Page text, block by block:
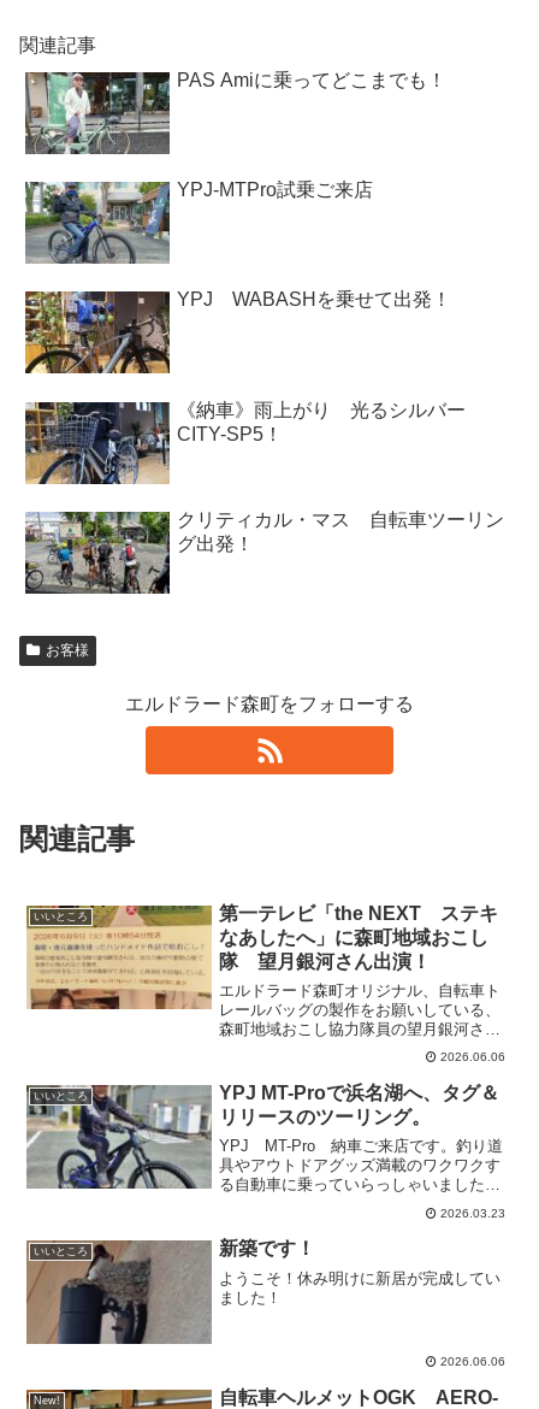
関連記事
PAS Amiに乗ってどこまでも！
YPJ-MTPro試乗ご来店
YPJ WABASHを乗せて出発！
《納車》雨上がり 光るシルバー
CITY-SP5！
クリティカル・マス 自転車ツーリン
グ出発！
お客様
エルドラード森町をフォローする
関連記事
いいところ
第一テレビ「the NEXT ステキ
なあしたへ」に森町地域おこし
隊 望月銀河さん出演！
エルドラード森町オリジナル、自転車ト
レールバッグの製作をお願いしている、
森町地域おこし協力隊員の望月銀河さん
の活動がTVで放映されます！２０２６年
６月９日（火）夜１０時５４分から「the
NEXT すてきなあしたへ」ぜひ、すてき
な銀河さんを...
2026.06.06
いいところ
YPJ MT-Proで浜名湖へ、タグ＆
リリースのツーリング。
YPJ MT-Pro 納車ご来店です。釣り道
具やアウトドアグッズ満載のワクワクす
る自動車に乗っていらっしゃいました。
YPJ MT-Proを載せて、林道やMTBコー
スや浜名湖へいく計画をされています。
GOLIXのフロントフォークステイで車体
を...
2026.03.23
いいところ 新築です！
ようこそ！休み明けに新居が完成してい
ました！
2026.06.06
New! 自転車ヘルメットOGK AERO-